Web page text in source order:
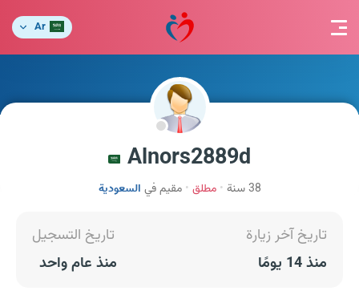
Ar
Alnors2889d
38 سنة مطلق مقيم في السعودية
تاريخ آخر زيارة
منذ 14 يومًا
تاريخ التسجيل
منذ عام واحد